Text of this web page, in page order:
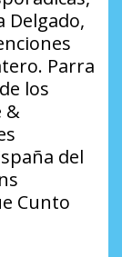
Delgado,
Parra
los
&
del
Cunto